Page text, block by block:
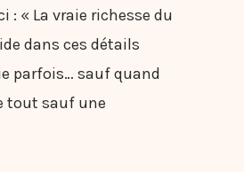
: « La vraie richesse du
dans ces détails
parfois… sauf quand
tout sauf une